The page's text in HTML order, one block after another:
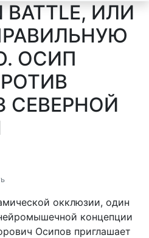
BATTLE, ИЛИ
ОСИП
СЕВЕРНОЙ
окклюзии, один
концепции
Осипов приглашает